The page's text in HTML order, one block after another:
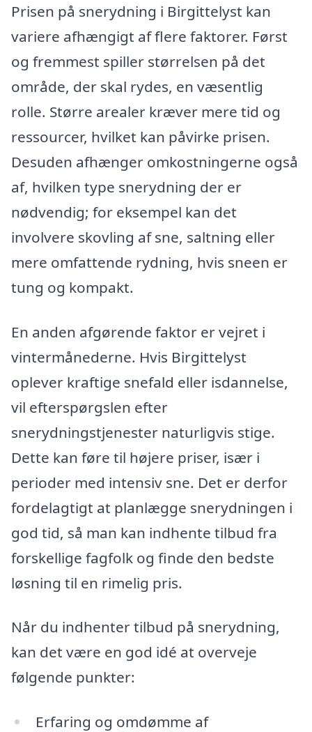
Prisen på snerydning i Birgittelyst kan
variere afhængigt af flere faktorer. Først
og fremmest spiller størrelsen på det
område, der skal rydes, en væsentlig
rolle. Større arealer kræver mere tid og
ressourcer, hvilket kan påvirke prisen.
Desuden afhænger omkostningerne også
af, hvilken type snerydning der er
nødvendig; for eksempel kan det
involvere skovling af sne, saltning eller
mere omfattende rydning, hvis sneen er
tung og kompakt.
En anden afgørende faktor er vejret i
vintermånederne. Hvis Birgittelyst
oplever kraftige snefald eller isdannelse,
vil efterspørgslen efter
snerydningstjenester naturligvis stige.
Dette kan føre til højere priser, især i
perioder med intensiv sne. Det er derfor
fordelagtigt at planlægge snerydningen i
god tid, så man kan indhente tilbud fra
forskellige fagfolk og finde den bedste
løsning til en rimelig pris.
Når du indhenter tilbud på snerydning,
kan det være en god idé at overveje
følgende punkter:
Erfaring og omdømme af